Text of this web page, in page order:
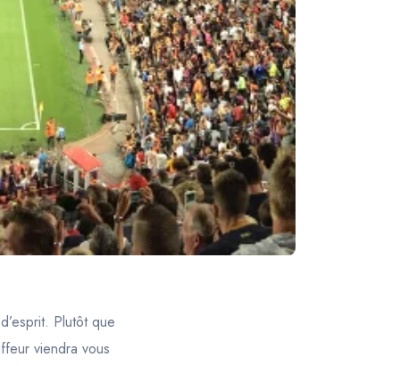
Plutôt que
viendra vous